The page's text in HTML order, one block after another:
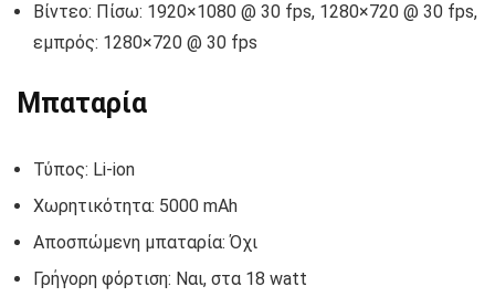
Βίντεο: Πίσω: 1920×1080 @ 30 fps, 1280×720 @ 30 fps,
εμπρός: 1280×720 @ 30 fps
Μπαταρία
Τύπος: Li-ion
Χωρητικότητα: 5000 mAh
Αποσπώμενη μπαταρία: Όχι
Γρήγορη φόρτιση: Ναι, στα 18 watt